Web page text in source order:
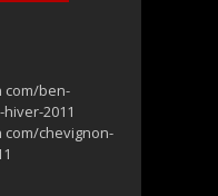
com/ben-
2011
chevignon-